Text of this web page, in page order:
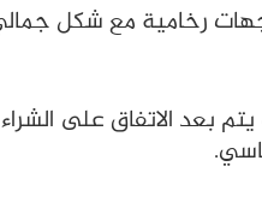
رخامية مع شكل جمالي
يتم بعد الاتفاق على